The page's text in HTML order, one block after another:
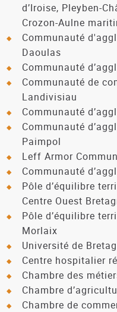
d’Iroise, Pleyben-
Crozon-Aulne
Communauté
Daoulas
Communauté
Communauté de
Landivisiau
Communauté
Communauté
Paimpol
Leff Armor
Communauté
Pôle d’équilibre
Centre Ouest
Pôle d’équilibre
Morlaix
Université de
Centre hospitalier
Chambre des
Chambre
Chambre de